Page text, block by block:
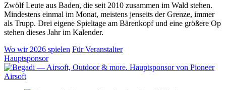
Zwölf Leute aus Baden, die seit 2010 zusammen im Wald stehen.
Mindestens einmal im Monat, meistens jenseits der Grenze, immer
als Trupp. Drei eigene Spieltage am Bärenkopf und eine größere Op
stehen dieses Jahr im Kalender.
Wo wir 2026 spielen Für Veranstalter
Hauptsponsor